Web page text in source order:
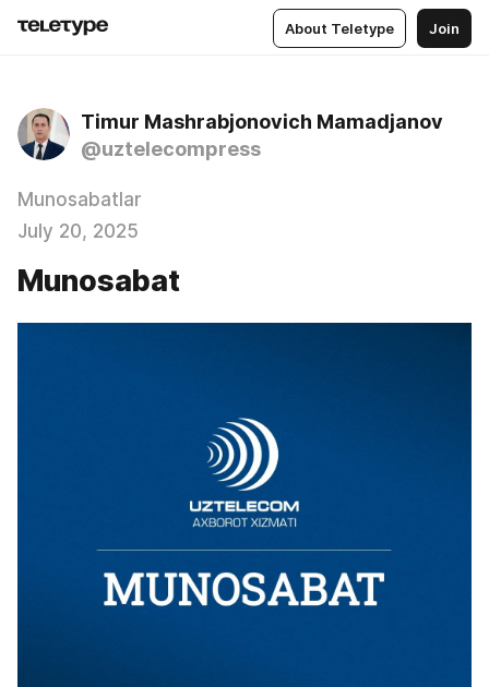
About Teletype Join
Timur Mashrabjonovich Mamadjanov
@uztelecompress
Munosabatlar
July 20, 2025
Munosabat